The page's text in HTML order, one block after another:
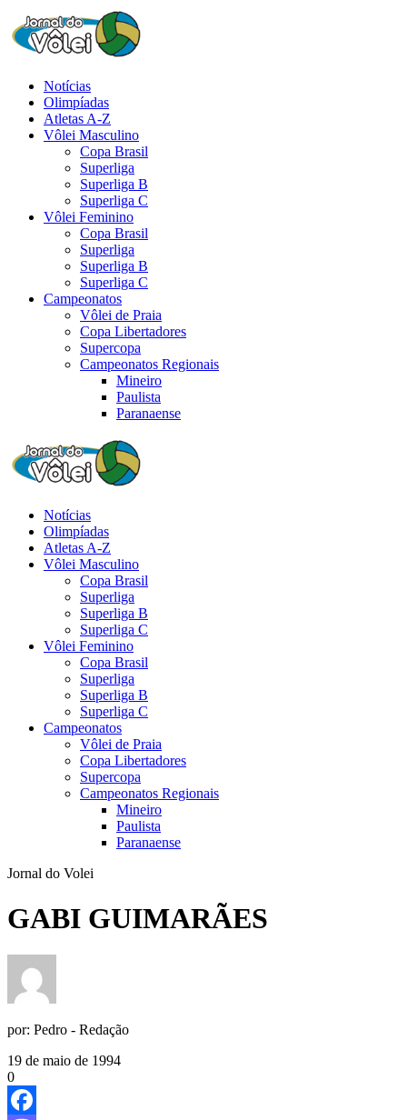
Notícias
Olimpíadas
Atletas A-Z
Vôlei Masculino
Copa Brasil
Superliga
Superliga B
Superliga C
Vôlei Feminino
Copa Brasil
Superliga
Superliga B
Superliga C
Campeonatos
Vôlei de Praia
Copa Libertadores
Supercopa
Campeonatos Regionais
Mineiro
Paulista
Paranaense
Notícias
Olimpíadas
Atletas A-Z
Vôlei Masculino
Copa Brasil
Superliga
Superliga B
Superliga C
Vôlei Feminino
Copa Brasil
Superliga
Superliga B
Superliga C
Campeonatos
Vôlei de Praia
Copa Libertadores
Supercopa
Campeonatos Regionais
Mineiro
Paulista
Paranaense
Jornal do Volei
GABI GUIMARÃES
por: Pedro - Redação
19 de maio de 1994
0